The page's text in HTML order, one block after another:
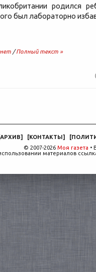
родился
был лабораторно
/Полный текст »
АРХИВ] [КОНТАКТЫ] [
© 2007-2026 Моя газета •
материалов